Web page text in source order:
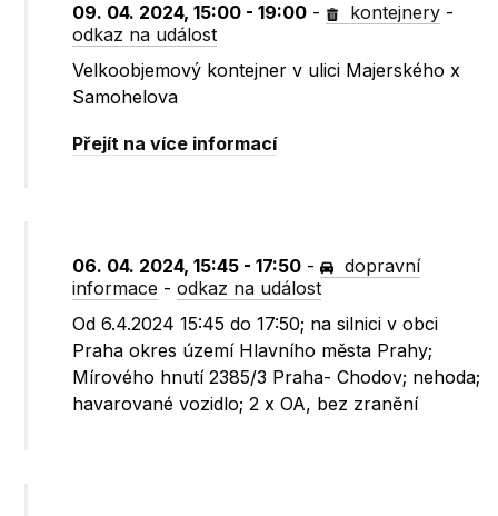
09. 04. 2024, 15:00 - 19:00 - kontejnery -
odkaz na událost
Velkoobjemový kontejner v ulici Majerského x
Samohelova
Přejít na více informací
06. 04. 2024, 15:45 - 17:50 -
dopravní
informace -odkaz na událost
Od 6.4.2024 15:45 do 17:50; na silnici v obci
Praha okres území Hlavního města Prahy;
Mírového hnutí 2385/3 Praha- Chodov; nehoda;
havarované vozidlo; 2 x OA, bez zranění